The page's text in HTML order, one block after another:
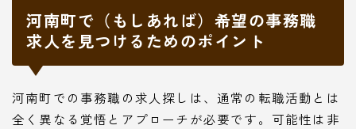
河南町で（もしあれば）希望の事務職
求人を見つけるためのポイント
河南町での事務職の求人探しは、通常の転職活動とは
全く異なる覚悟とアプローチが必要です。可能性は非